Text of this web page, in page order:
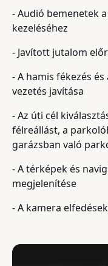
- Audió bemenetek
kezeléséhez
- Javított jutalom
- A hamis fékezés
vezetés javítása
- Az úti cél
félreállást, a
garázsban való
- A térképek és
megjelenítése
- A kamera